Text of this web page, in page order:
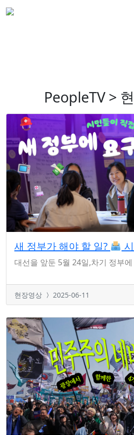
PeopleTV >
새 정부가 해야 할 일? 시
대선을 앞둔 5월 24일,차기 정부
현장영상 2025-06-11